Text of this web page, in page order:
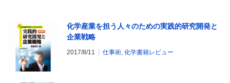
化学産業を担う人々のための実践的研究開発と
企業戦略
2017/8/11 仕事術, 化学書籍レビュー